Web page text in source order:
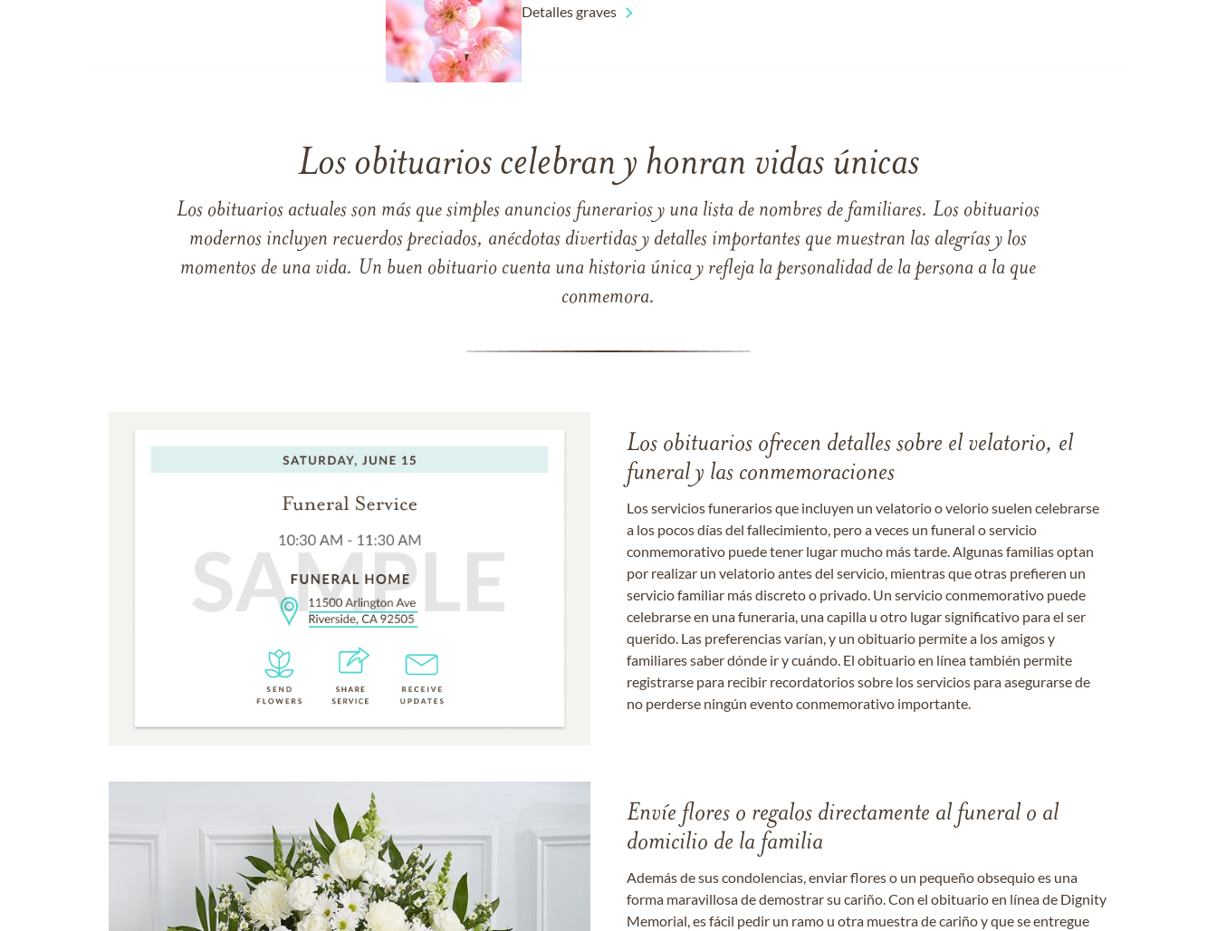
Detalles graves
Los obituarios celebran y honran vidas únicas
Los obituarios actuales son más que simples anuncios funerarios y una lista de nombres de familiares. Los obituarios
modernos incluyen recuerdos preciados, anécdotas divertidas y detalles importantes que muestran las alegrías y los
momentos de una vida. Un buen obituario cuenta una historia única y refleja la personalidad de la persona a la que
conmemora.
Los obituarios ofrecen detalles sobre el velatorio, el
funeral y las conmemoraciones
Los servicios funerarios que incluyen un velatorio o velorio suelen celebrarse
a los pocos días del fallecimiento, pero a veces un funeral o servicio
conmemorativo puede tener lugar mucho más tarde. Algunas familias optan
por realizar un velatorio antes del servicio, mientras que otras prefieren un
servicio familiar más discreto o privado. Un servicio conmemorativo puede
celebrarse en una funeraria, una capilla u otro lugar significativo para el ser
querido. Las preferencias varían, y un obituario permite a los amigos y
familiares saber dónde ir y cuándo. El obituario en línea también permite
registrarse para recibir recordatorios sobre los servicios para asegurarse de
no perderse ningún evento conmemorativo importante.
Envíe flores o regalos directamente al funeral o al
domicilio de la familia
Además de sus condolencias, enviar flores o un pequeño obsequio es una
forma maravillosa de demostrar su cariño. Con el obituario en línea de Dignity
Memorial, es fácil pedir un ramo u otra muestra de cariño y que se entregue